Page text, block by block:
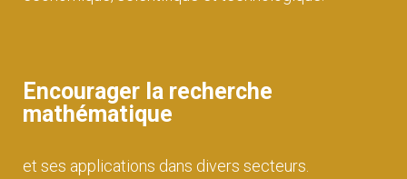
Encourager la recherche
mathématique
et ses applications dans divers secteurs.